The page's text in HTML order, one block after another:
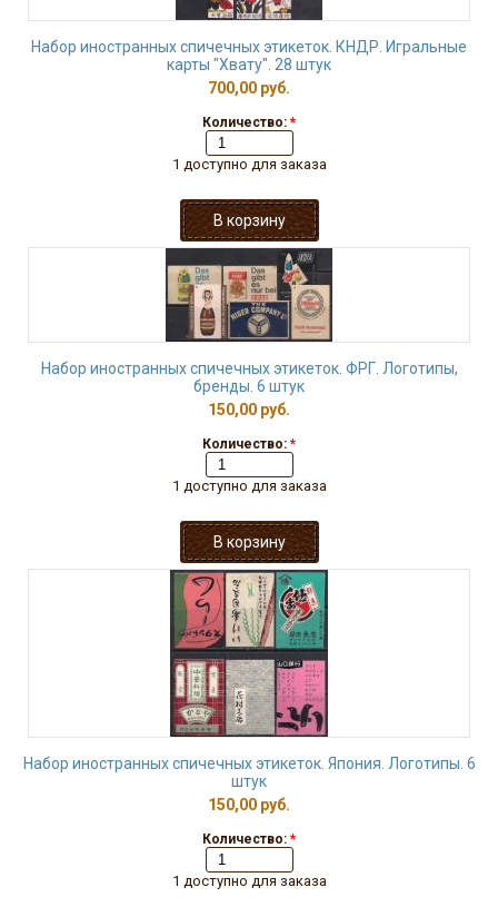
Набор иностранных спичечных этикеток. КНДР. Игральные
карты "Хвату". 28 штук
700,00 руб.
Количество: *
1 доступно для заказа
Набор иностранных спичечных этикеток. ФРГ. Логотипы,
бренды. 6 штук
150,00 руб.
Количество: *
1 доступно для заказа
Набор иностранных спичечных этикеток. Япония. Логотипы. 6
штук
150,00 руб.
Количество: *
1 доступно для заказа